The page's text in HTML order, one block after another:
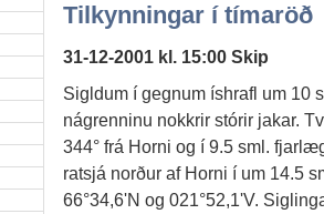
Tilkynningar í tímaröð
31-12-2001 kl. 15:00 Skip
Sigldum í gegnum íshrafl um 10
nágrenninu nokkrir stórir jakar.
344° frá Horni og í 9.5 sml.
ratsjá norður af Horni í um 14.5
66°34,6'N og 021°52,1'V.